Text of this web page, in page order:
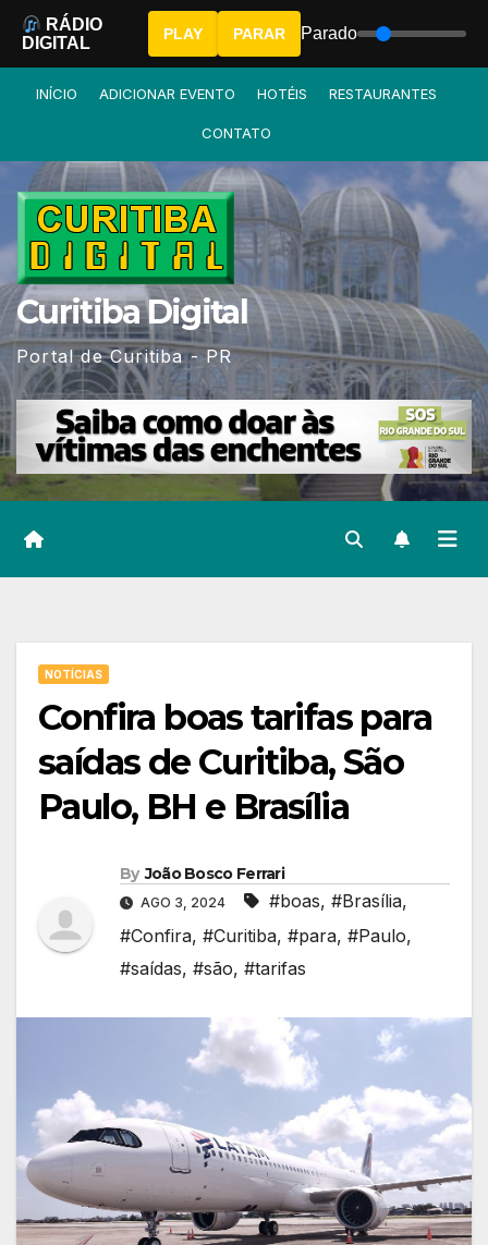
INÍCIO ADICIONAR EVENTO HOTÉIS RESTAURANTES
CONTATO
Curitiba Digital
Portal de Curitiba - PR
NOTÍCIAS
Confira boas tarifas para
saídas de Curitiba, São
Paulo, BH e Brasília
By João Bosco Ferrari
AGO 3, 2024 #boas, #Brasília,
#Confira, #Curitiba, #para, #Paulo,
#saídas, #são, #tarifas
RÁDIO
DIGITAL
PLAY PARAR Parado